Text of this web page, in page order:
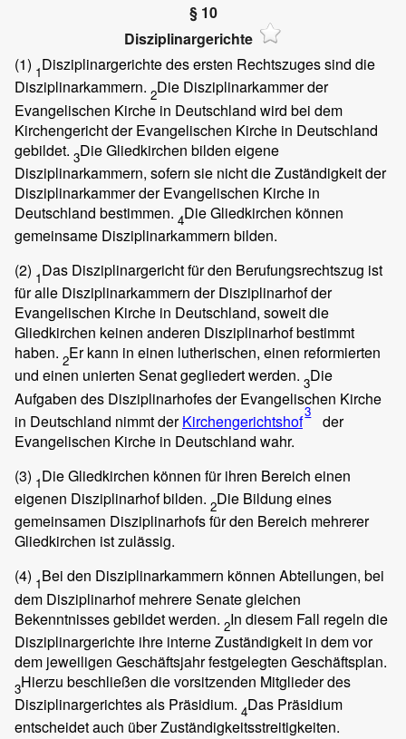
§ 10
Disziplinargerichte
(1) 1Disziplinargerichte des ersten Rechtszuges sind die
Disziplinarkammern. 2Die Disziplinarkammer der
Evangelischen Kirche in Deutschland wird bei dem
Kirchengericht der Evangelischen Kirche in Deutschland
gebildet. 3Die Gliedkirchen bilden eigene
Disziplinarkammern, sofern sie nicht die Zuständigkeit der
Disziplinarkammer der Evangelischen Kirche in
Deutschland bestimmen. 4Die Gliedkirchen können
gemeinsame Disziplinarkammern bilden.
(2) 1Das Disziplinargericht für den Berufungsrechtszug ist
für alle Disziplinarkammern der Disziplinarhof der
Evangelischen Kirche in Deutschland, soweit die
Gliedkirchen keinen anderen Disziplinarhof bestimmt
haben. 2Er kann in einen lutherischen, einen reformierten
und einen unierten Senat gegliedert werden. 3Die
Aufgaben des Disziplinarhofes der Evangelischen Kirche
in Deutschland nimmt derKirchengerichtshof3
der
Evangelischen Kirche in Deutschland wahr.
(3) 1Die Gliedkirchen können für ihren Bereich einen
eigenen Disziplinarhof bilden. 2Die Bildung eines
gemeinsamen Disziplinarhofs für den Bereich mehrerer
Gliedkirchen ist zulässig.
(4) 1Bei den Disziplinarkammern können Abteilungen, bei
dem Disziplinarhof mehrere Senate gleichen
Bekenntnisses gebildet werden. 2In diesem Fall regeln die
Disziplinargerichte ihre interne Zuständigkeit in dem vor
dem jeweiligen Geschäftsjahr festgelegten Geschäftsplan.
3Hierzu beschließen die vorsitzenden Mitglieder des
Disziplinargerichtes als Präsidium. 4Das Präsidium
entscheidet auch über Zuständigkeitsstreitigkeiten.